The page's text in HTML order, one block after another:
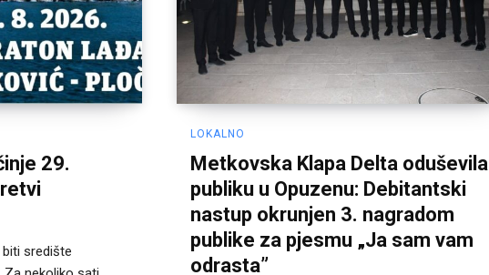
29.
središte
LOKALNO
Metkovska Klapa Delta oduševila
publiku u Opuzenu: Debitantski
nastup okrunjen 3. nagradom
publike za pjesmu „Ja sam vam
odrasta”